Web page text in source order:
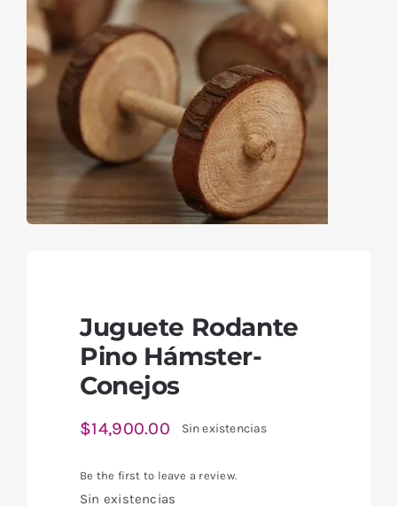
Juguete Rodante
Pino Hámster-
Conejos
$14,900.00 Sin existencias
Be the first to leave a review.
Sin existencias